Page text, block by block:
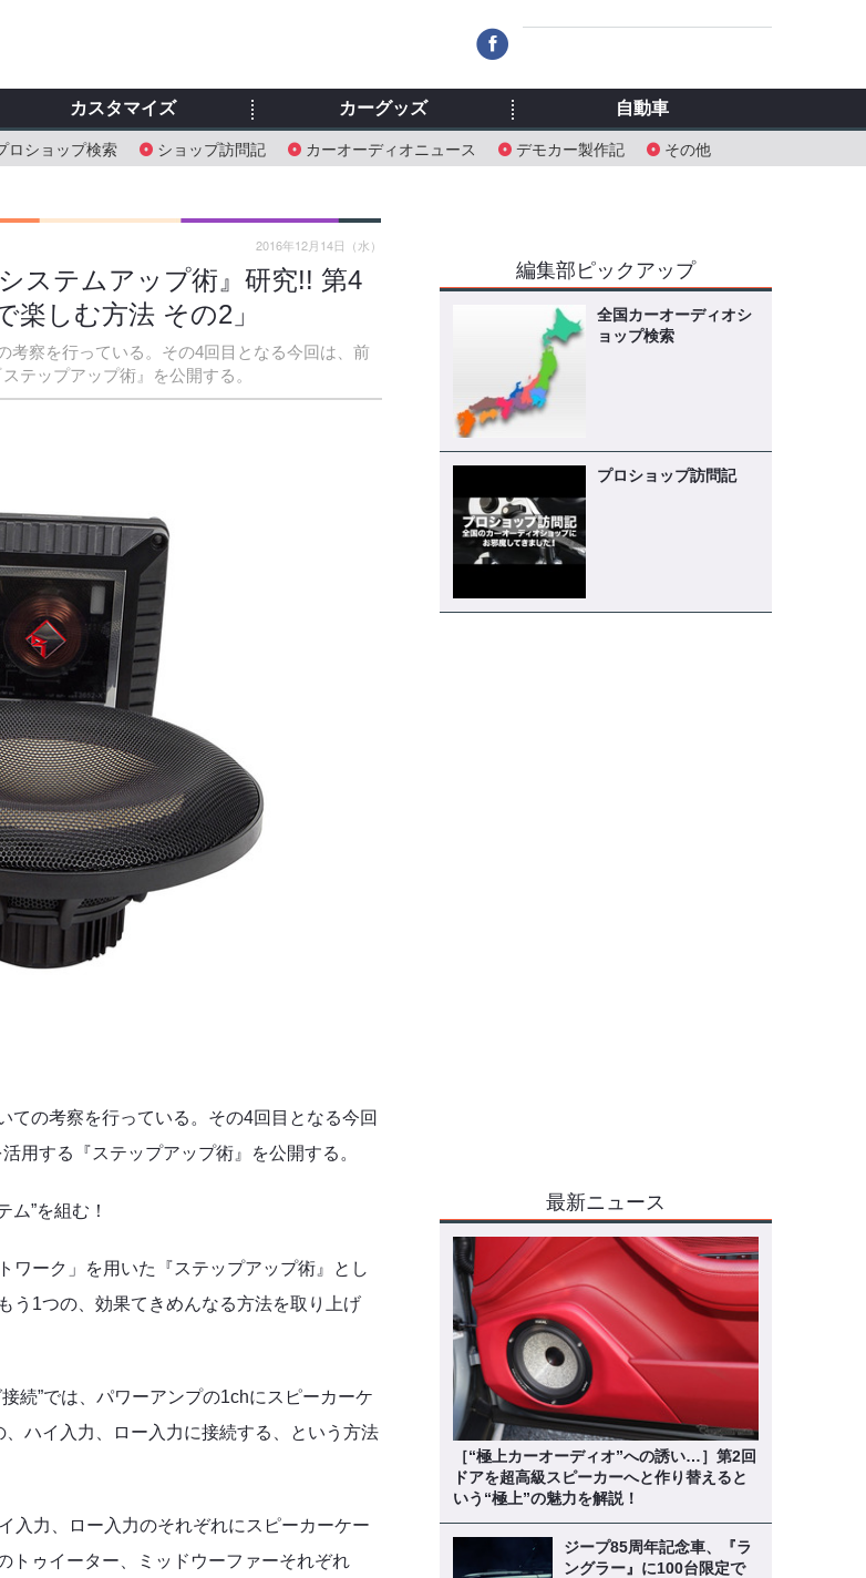
ロショップ検索 ショップ訪問記 カーオーディオニュース デモカー製作記 その他
カスタマイズ カーグッズ 自動車
ステムアップ術』研究!! 第4
しむ方法 その2」
考察を行っている。その4回目となる今回は、前
テップアップ術』を公開する。
2016年12月14日（水）
ての考察を行っている。その4回目となる今回
用する『ステップアップ術』を公開する。
”を組む！
ワーク」を用いた『ステップアップ術』とし
う1つの、効果てきめんなる方法を取り上げ
続”では、パワーアンプの1chにスピーカーケ
ハイ入力、ロー入力に接続する、という方法
入力、ロー入力のそれぞれにスピーカーケー
トゥイーター、ミッドウーファーそれぞれ
編集部ピックアップ
全国カーオーディオシ
ョップ検索
プロショップ訪問記
最新ニュース
［“極上カーオーディオ”への誘い…］第2回
ドアを超高級スピーカーへと作り替えると
いう“極上”の魅力を解説！
ジープ85周年記念車、『ラ
ングラー』に100台限定で